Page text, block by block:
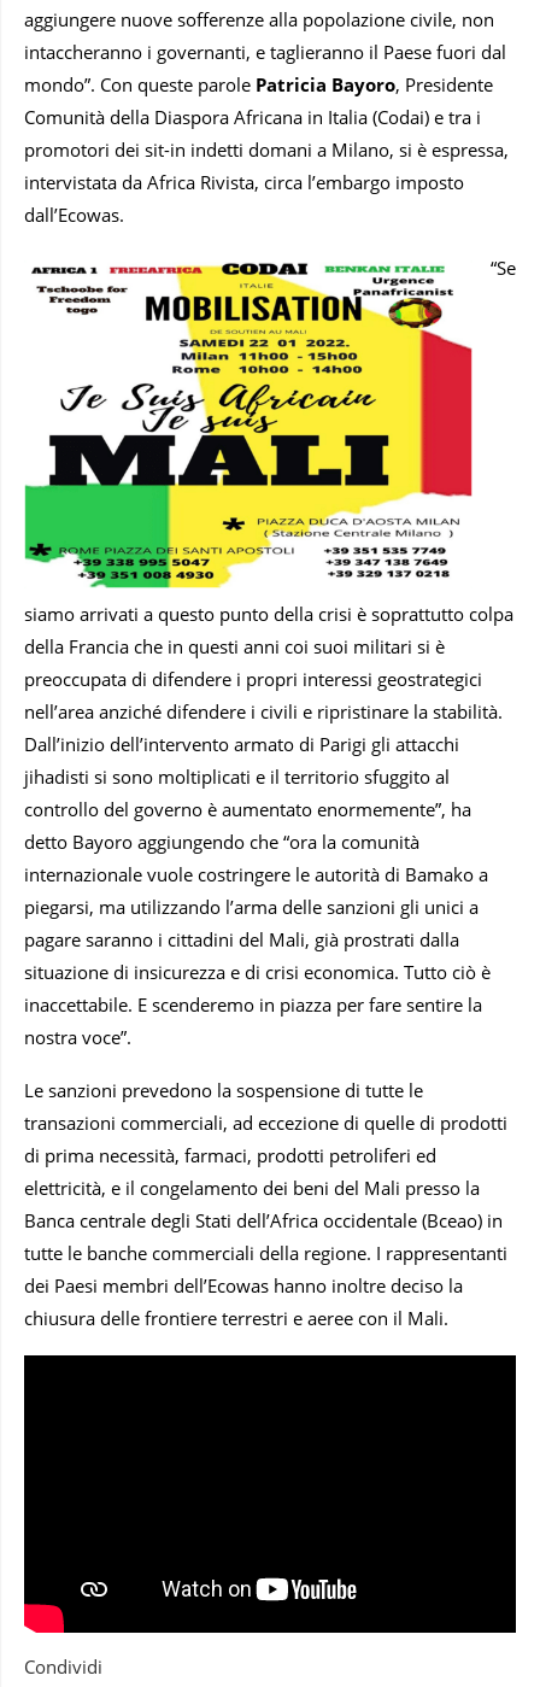
aggiungere nuove sofferenze alla popolazione civile, non
intaccheranno i governanti, e taglieranno il Paese fuori dal
mondo”. Con queste parole Patricia Bayoro, Presidente
Comunità della Diaspora Africana in Italia (Codai) e tra i
promotori dei sit-in indetti domani a Milano, si è espressa,
intervistata da Africa Rivista, circa l’embargo imposto
dall’Ecowas.
“Se
siamo arrivati a questo punto della crisi è soprattutto colpa
della Francia che in questi anni coi suoi militari si è
preoccupata di difendere i propri interessi geostrategici
nell’area anziché difendere i civili e ripristinare la stabilità.
Dall’inizio dell’intervento armato di Parigi gli attacchi
jihadisti si sono moltiplicati e il territorio sfuggito al
controllo del governo è aumentato enormemente”, ha
detto Bayoro aggiungendo che “ora la comunità
internazionale vuole costringere le autorità di Bamako a
piegarsi, ma utilizzando l’arma delle sanzioni gli unici a
pagare saranno i cittadini del Mali, già prostrati dalla
situazione di insicurezza e di crisi economica. Tutto ciò è
inaccettabile. E scenderemo in piazza per fare sentire la
nostra voce”.
Le sanzioni prevedono la sospensione di tutte le
transazioni commerciali, ad eccezione di quelle di prodotti
di prima necessità, farmaci, prodotti petroliferi ed
elettricità, e il congelamento dei beni del Mali presso la
Banca centrale degli Stati dell’Africa occidentale (Bceao) in
tutte le banche commerciali della regione. I rappresentanti
dei Paesi membri dell’Ecowas hanno inoltre deciso la
chiusura delle frontiere terrestri e aeree con il Mali.
Condividi